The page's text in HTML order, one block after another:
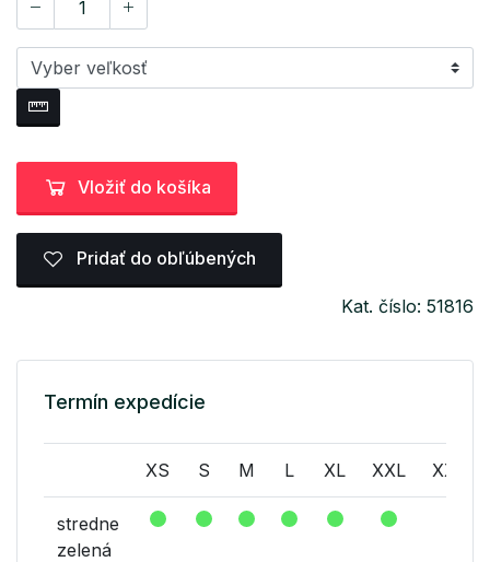
Vložiť do košíka
Pridať do obľúbených
Kat. číslo: 51816
Termín expedície
XS S M L XL XXL XXXL
stredne
zelená